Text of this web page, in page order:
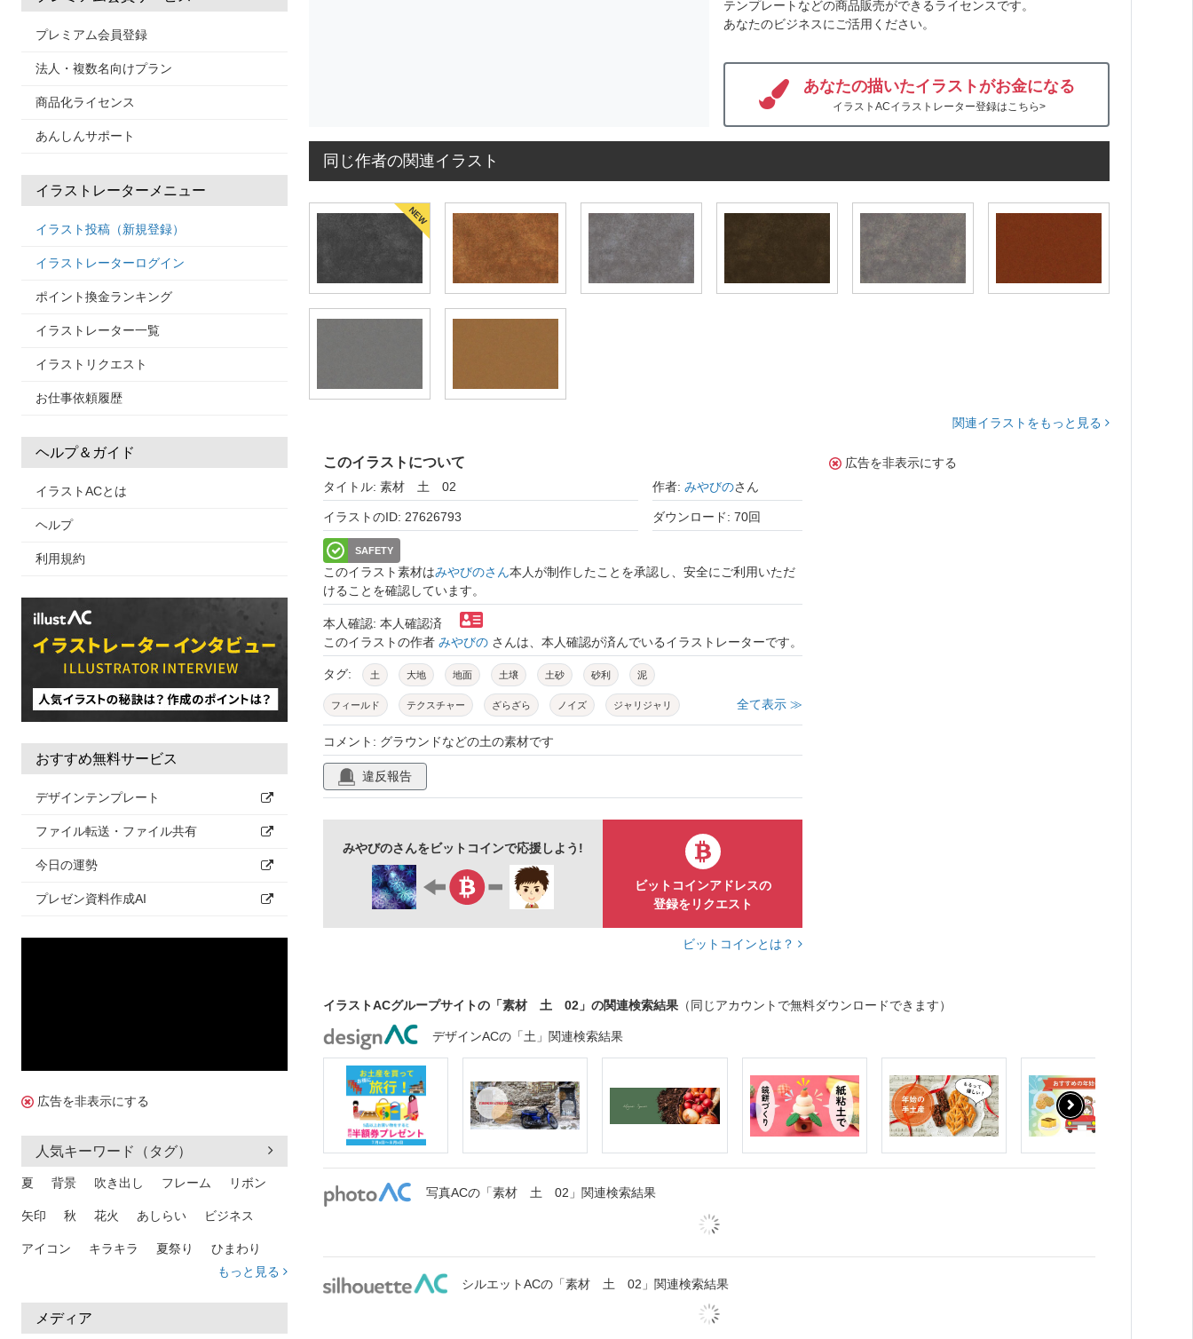
プレミアム会員登録
法人・複数名向けプラン
商品化ライセンス
あんしんサポート
イラストレーターメニュー
イラスト投稿（新規登録）
イラストレーターログイン
ポイント換金ランキング
イラストレーター一覧
イラストリクエスト
お仕事依頼履歴
ヘルプ＆ガイド
イラストACとは
ヘルプ
利用規約
おすすめ無料サービス
デザインテンプレート
ファイル転送・ファイル共有
今日の運勢
プレゼン資料作成AI
広告を非表示にする
人気キーワード（タグ）
夏 背景 吹き出し フレーム リボン
矢印 秋 花火 あしらい ビジネス
アイコン キラキラ 夏祭り ひまわり
熱中症
人物 暑中見舞い
もっと見る
メディア
テンプレートなどの商品販売ができるライセンスです。
あなたのビジネスにご活用ください。
あなたの描いたイラストがお金になる
イラストACイラストレーター登録はこちら>
同じ作者の関連イラスト
NEW
関連イラストをもっと見る
このイラストについて
タイトル: 素材 土 02 作者: みやびのさん
イラストのID: 27626793 ダウンロード: 70回
SAFETY
このイラスト素材はみやびのさん本人が制作したことを承認し、安全にご利用いただ
けることを確認しています。
本人確認: 本人確認済
このイラストの作者 みやびの さんは、本人確認が済んでいるイラストレーターです。
タグ: 土 大地 地面 土壌 土砂 砂利 泥
フィールド テクスチャー ざらざら ノイズ ジャリジャリ
ガサガサ 粒状 つぶつぶ 砂絵
質感 グランジ
ブラウン 茶色
全て表示 ≫
コメント: グラウンドなどの土の素材です
違反報告
みやびのさんをビットコインで応援しよう!
ビットコインアドレスの
登録をリクエスト
ビットコインとは？
広告を非表示にする
イラストACグループサイトの「素材 土 02」の関連検索結果 （同じアカウントで無料ダウンロードできます）
デザインACの「土」関連検索結果
写真ACの「素材 土 02」関連検索結果
シルエットACの「素材 土 02」関連検索結果